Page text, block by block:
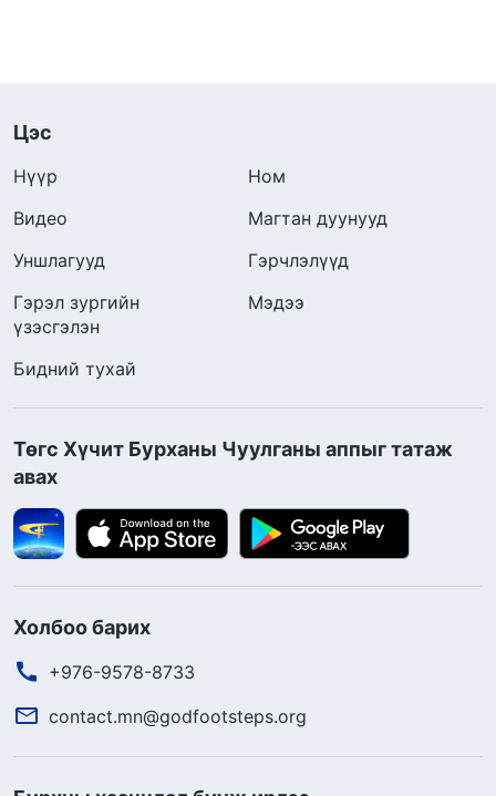
Цэс
Нүүр
Ном
Видео
Магтан дуунууд
Уншлагууд
Гэрчлэлүүд
Гэрэл зургийн
үзэсгэлэн
Мэдээ
Бидний тухай
Төгс Хүчит Бурханы Чуулганы аппыг татаж
авах
Холбоо барих
+976-9578-8733
contact.mn@godfootsteps.org